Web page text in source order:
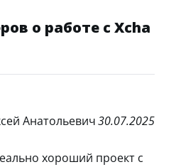
о работе с Xcha
Анатольевич30.07.2025
хороший проект с